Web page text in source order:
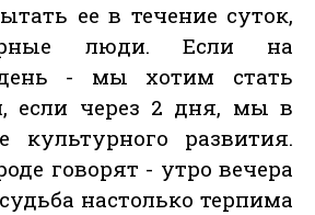
ее в течение суток,
люди. Если на
- мы хотим стать
если через 2 дня, мы в
культурного развития.
говорят - утро вечера
настолько терпима